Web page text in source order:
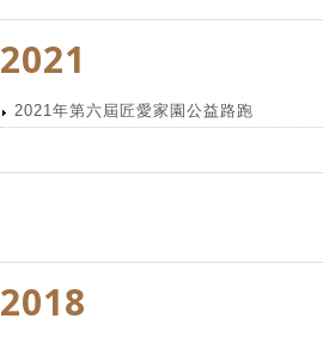
2021
2021年第六屆匠愛家園公益路跑
2018